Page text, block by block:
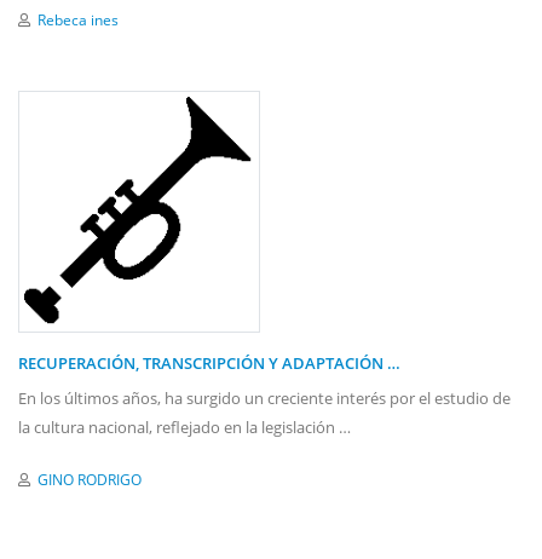
Rebeca ines
RECUPERACIÓN, TRANSCRIPCIÓN Y ADAPTACIÓN …
En los últimos años, ha surgido un creciente interés por el estudio de
la cultura nacional, reflejado en la legislación …
GINO RODRIGO